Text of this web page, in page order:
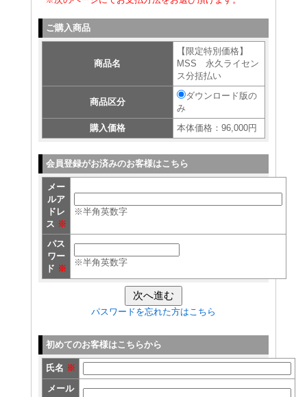
ご購入商品
商品名
【限定特別価格】
MSS 永久ライセン
ス分括払い
商品区分
ダウンロード版の
み
購入価格
本体価格：96,000円
会員登録がお済みのお客様はこちら
メー
ルア
ドレ
ス ※
※半角英数字
パス
ワー
ド ※
※半角英数字
パスワードを忘れた方はこちら
初めてのお客様はこちらから
氏名 ※
メール